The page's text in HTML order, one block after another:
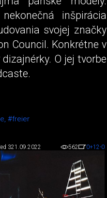
inšpirácia
svojej značky
Council. Konkrétne v
O jej tvorbe
#freier
321.09.2022 562 0+12-0